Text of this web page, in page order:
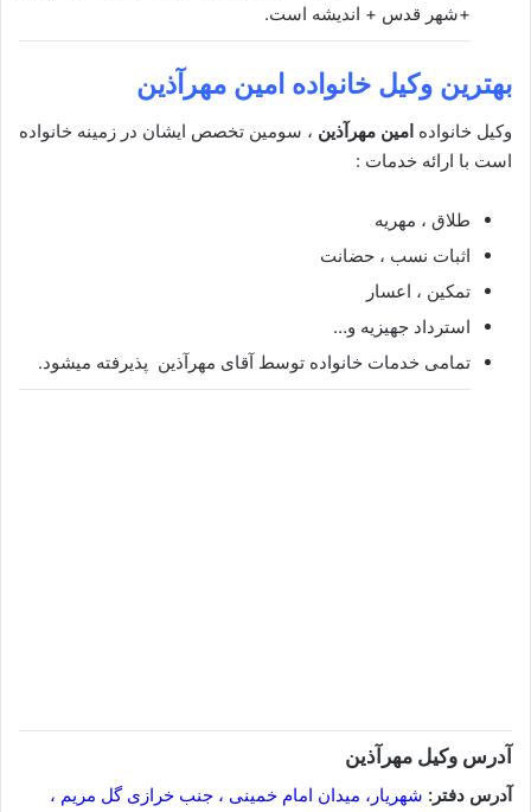
+شهر قدس + اندیشه است.
بهترین وکیل خانواده امین مهرآذین
وکیل خانواده امین مهرآذین ، سومین تخصص ایشان در زمینه خانواده
است با ارائه خدمات :
طلاق ، مهریه
اثبات نسب ، حضانت
تمکین ، اعسار
استرداد جهیزیه و…
تمامی خدمات خانواده توسط آقای مهرآذین پذیرفته میشود.
آدرس وکیل مهرآذین
آدرس دفتر: شهریار، میدان امام خمینی ، جنب خرازی گل مریم ،